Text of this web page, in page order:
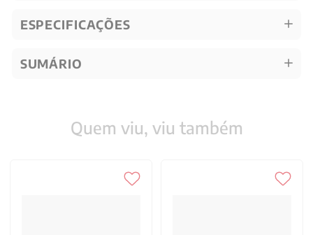
ESPECIFICAÇÕES
SUMÁRIO
Quem viu, viu também